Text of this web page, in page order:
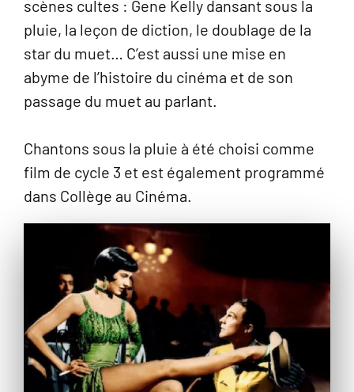
scènes cultes : Gene Kelly dansant sous la
pluie, la leçon de diction, le doublage de la
star du muet… C’est aussi une mise en
abyme de l’histoire du cinéma et de son
passage du muet au parlant.
Chantons sous la pluie à été choisi comme
film de cycle 3 et est également programmé
dans Collège au Cinéma.